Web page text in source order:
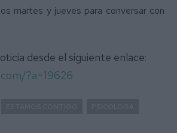
martes y jueves para conversar con
desde el siguiente enlace:
?a=19626